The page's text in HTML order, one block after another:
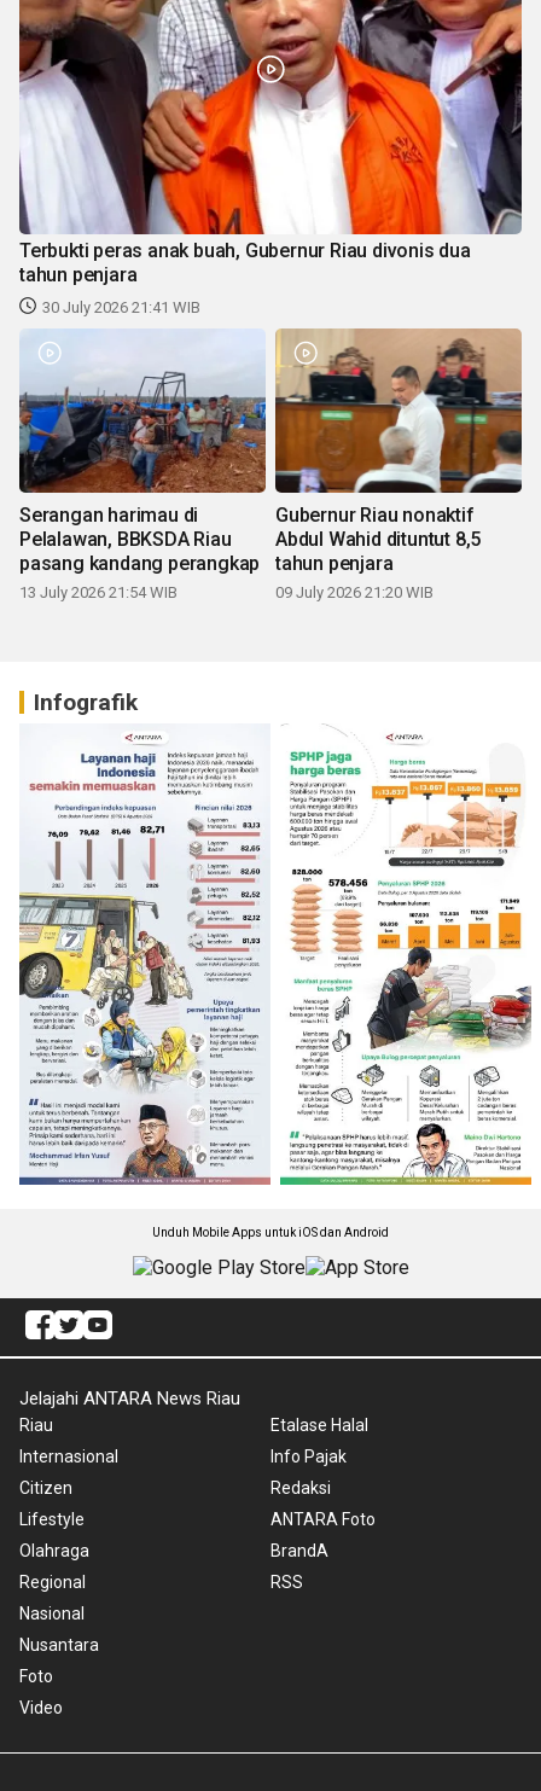
Terbukti peras anak buah, Gubernur Riau divonis dua
tahun penjara
30 July 2026 21:41 WIB
Serangan harimau di
Pelalawan, BBKSDA Riau
pasang kandang perangkap
13 July 2026 21:54 WIB
Gubernur Riau nonaktif
Abdul Wahid dituntut 8,5
tahun penjara
09 July 2026 21:20 WIB
Infografik
Unduh Mobile Apps untuk iOS dan Android
Jelajahi ANTARA News Riau
Riau
Internasional
Citizen
Lifestyle
Olahraga
Regional
Nasional
Nusantara
Foto
Video
Etalase Halal
Info Pajak
Redaksi
ANTARA Foto
BrandA
RSS